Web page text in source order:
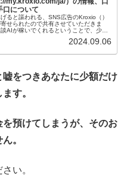
口について
ると謳われる、SNS広告のKroxio（）
せられたので共有させていただきま
AIが稼いでくれるということで、少額
2024.09.06
をつきあなたに少額だけ
す。
預けてしまうが、そのお
。
い。